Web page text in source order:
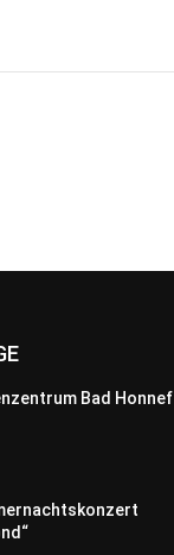
Bad Honnef